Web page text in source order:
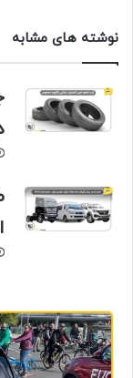
نوشته های مشابه